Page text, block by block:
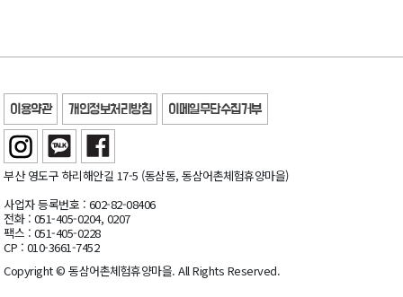
이용약관 개인정보처리방침 이메일무단수집거부
부산 영도구 하리해안길 17-5 (동삼동, 동삼어촌체험휴양마을)
사업자 등록번호 : 602-82-08406
전화 : 051-405-0204, 0207
팩스 : 051-405-0228
CP : 010-3661-7452
Copyright © 동삼어촌체험휴양마을. All Rights Reserved.